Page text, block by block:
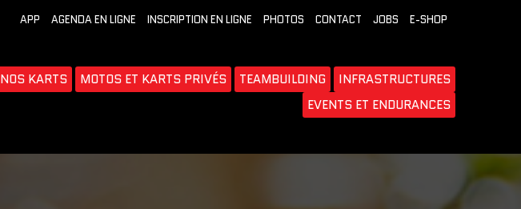
APP AGENDA EN LIGNE INSCRIPTION EN LIGNE PHOTOS CONTACT JOBS E-SHOP
KARTS MOTOS ET KARTS PRIVÉS TEAMBUILDING
INFRASTRUCTURES
EVENTS ET ENDURANCES